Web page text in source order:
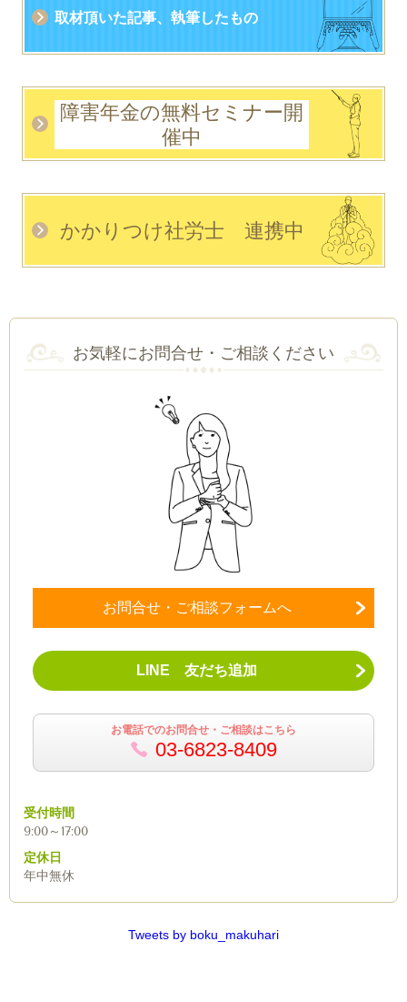
取材頂いた記事、執筆したもの
障害年金の無料セミナー開
催中
かかりつけ社労士 連携中
お気軽にお問合せ・ご相談ください
お問合せ・ご相談フォームへ
LINE 友だち追加
お電話でのお問合せ・ご相談はこちら
03-6823-8409
受付時間
9:00～17:00
定休日
年中無休
Tweets by boku_makuhari